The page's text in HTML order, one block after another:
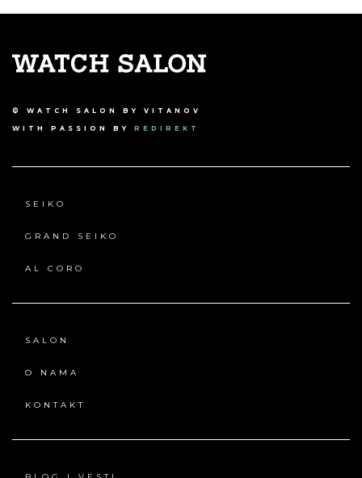
© WATCH SALON BY VITANOV
WITH PASSION BY REDIREKT
SEIKO
GRAND SEIKO
AL CORO
SALON
O NAMA
KONTAKT